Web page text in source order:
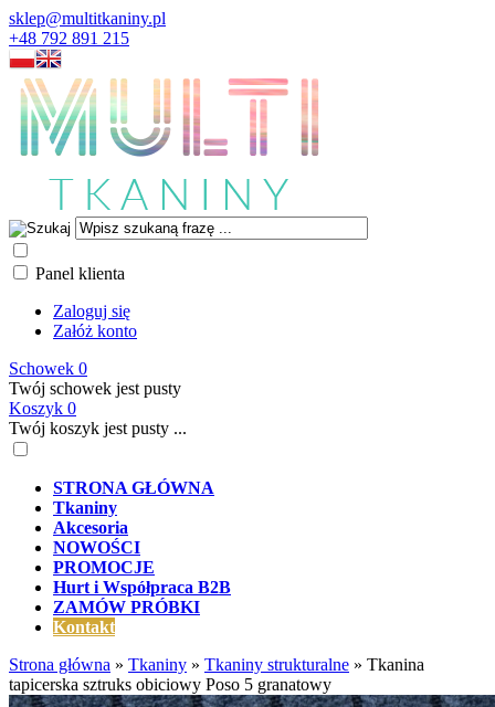
sklep@multitkaniny.pl
+48 792 891 215
Panel klienta
Zaloguj się
Załóż konto
Schowek 0
Twój schowek jest pusty
Koszyk 0
Twój koszyk jest pusty ...
STRONA GŁÓWNA
Tkaniny
Akcesoria
NOWOŚCI
PROMOCJE
Hurt i Współpraca B2B
ZAMÓW PRÓBKI
Kontakt
Strona główna » Tkaniny » Tkaniny strukturalne » Tkanina
tapicerska sztruks obiciowy Poso 5 granatowy